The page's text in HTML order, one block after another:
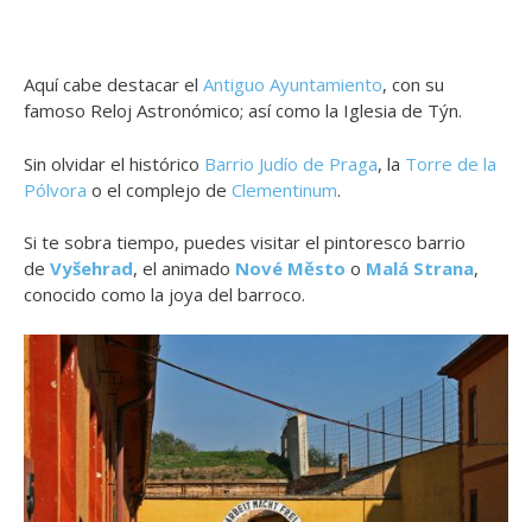
Aquí cabe destacar el Antiguo Ayuntamiento, con su
famoso Reloj Astronómico; así como la Iglesia de Týn.
Sin olvidar el histórico Barrio Judío de Praga, la Torre de la
Pólvora o el complejo de Clementinum.
Si te sobra tiempo, puedes visitar el pintoresco barrio
de Vyšehrad, el animado Nové Město o Malá Strana,
conocido como la joya del barroco.